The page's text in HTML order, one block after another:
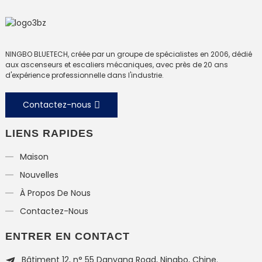
NINGBO BLUETECH, créée par un groupe de spécialistes en 2006, dédié
aux ascenseurs et escaliers mécaniques, avec près de 20 ans
d'expérience professionnelle dans l'industrie.
Contactez-nous
LIENS RAPIDES
Maison
Nouvelles
À Propos De Nous
Contactez-Nous
ENTRER EN CONTACT